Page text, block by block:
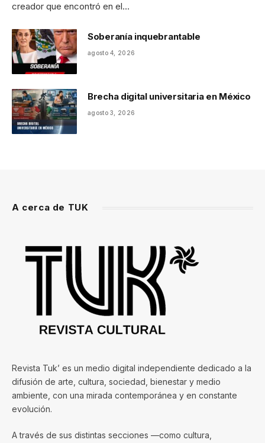
creador que encontró en el…
Soberanía inquebrantable
agosto 4, 2026
Brecha digital universitaria en México
agosto 3, 2026
A cerca de TUK
Revista Tuk’ es un medio digital independiente dedicado a la
difusión de arte, cultura, sociedad, bienestar y medio
ambiente, con una mirada contemporánea y en constante
evolución.
A través de sus distintas secciones —como cultura,